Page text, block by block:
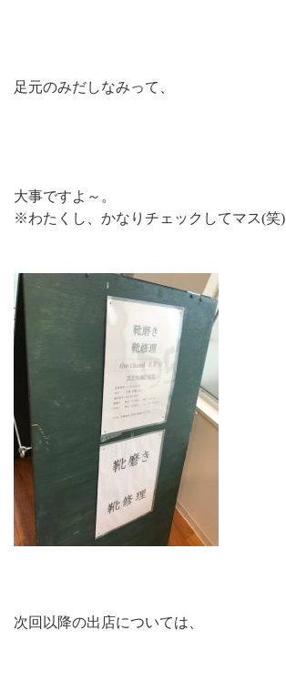
足元のみだしなみって、
大事ですよ～。
※わたくし、かなりチェックしてマス(笑)
次回以降の出店については、